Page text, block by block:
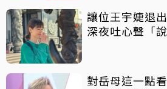
讓位王宇婕退
深夜吐心聲「
對岳母這一點